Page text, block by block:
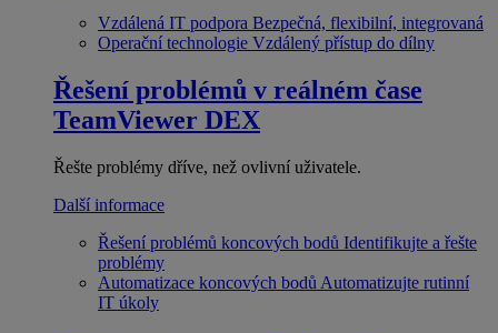
Vzdálená IT podpora Bezpečná, flexibilní, integrovaná
Operační technologie Vzdálený přístup do dílny
Řešení problémů v reálném čase
TeamViewer DEX
Řešte problémy dříve, než ovlivní uživatele.
Další informace
Řešení problémů koncových bodů Identifikujte a řešte
problémy
Automatizace koncových bodů Automatizujte rutinní
IT úkoly